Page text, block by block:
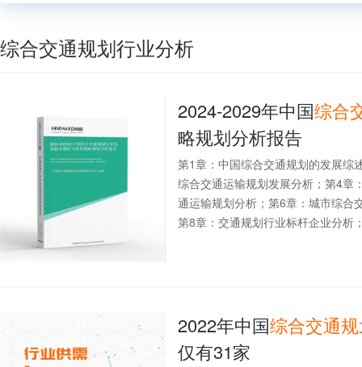
综合交通规划行业分析
2024-2029年中国综合
略规划分析报告
第1章：中国综合交通规划的发展综
综合交通运输规划发展分析；第4章
通运输规划分析；第6章：城市综合
第8章：交通规划行业标杆企业分析
2022年中国综合交通
仅有31家